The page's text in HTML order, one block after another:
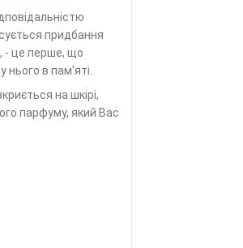
придбання
- це перше, що
нього в пам'яті.
на шкірі,
парфуму, який Вас